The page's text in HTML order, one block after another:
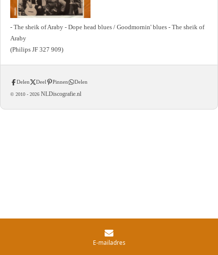
- The sheik of Araby - Dope head blues / Goodmornin' blues - The sheik of
Araby
(Philips JF 327 909)
Delen Deel Pinnen Delen
© 2010 - 2026 NLDiscografie.nl
E-mailadres